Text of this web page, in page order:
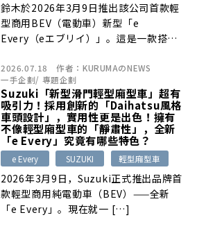
鈴木於2026年3月9日推出該公司首款輕
型商用BEV（電動車）新型「e
Every（eエブリイ）」。這是一款搭
2026.07.18 作者： KURUMAのNEWS
一手企劃/ 專題企劃
Suzuki「新型滑門輕型廂型車」超有
吸引力！採用創新的「Daihatsu風格
車頭設計」，實用性更是出色！擁有
不像輕型廂型車的「靜肅性」，全新
「e Every」究竟有哪些特色？
e Every SUZUKI 輕型廂型車
2026年3月9日，Suzuki正式推出品牌首
款輕型商用純電動車（BEV）——全新
「e Every」。現在就一 […]